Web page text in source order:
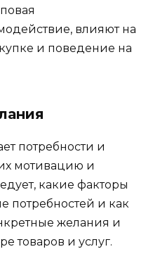
влияют на
и поведение на
потребности и
мотивацию и
какие факторы
потребностей и как
желания и
товаров и услуг.